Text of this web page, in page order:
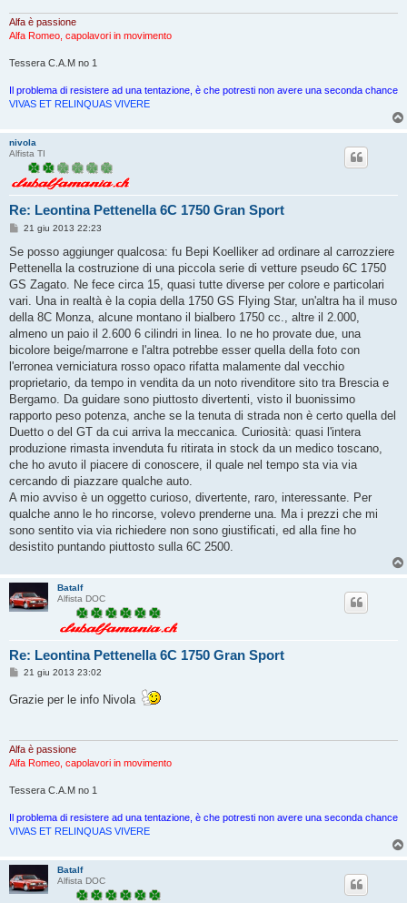
i
o
Alfa è passione
Alfa Romeo, capolavori in movimento
Tessera C.A.M no 1
Il problema di resistere ad una tentazione, è che potresti non avere una seconda chance
VIVAS ET RELINQUAS VIVERE
nivola
Alfista TI
Re: Leontina Pettenella 6C 1750 Gran Sport
M
s
a
g
i
o
21 giu 2013 22:23
Se posso aggiunger qualcosa: fu Bepi Koelliker ad ordinare al carrozziere
Pettenella la costruzione di una piccola serie di vetture pseudo 6C 1750
GS Zagato. Ne fece circa 15, quasi tutte diverse per colore e particolari
vari. Una in realtà è la copia della 1750 GS Flying Star, un'altra ha il muso
della 8C Monza, alcune montano il bialbero 1750 cc., altre il 2.000,
almeno un paio il 2.600 6 cilindri in linea. Io ne ho provate due, una
bicolore beige/marrone e l'altra potrebbe esser quella della foto con
l'erronea verniciatura rosso opaco rifatta malamente dal vecchio
proprietario, da tempo in vendita da un noto rivenditore sito tra Brescia e
Bergamo. Da guidare sono piuttosto divertenti, visto il buonissimo
rapporto peso potenza, anche se la tenuta di strada non è certo quella del
Duetto o del GT da cui arriva la meccanica. Curiosità: quasi l'intera
produzione rimasta invenduta fu ritirata in stock da un medico toscano,
che ho avuto il piacere di conoscere, il quale nel tempo sta via via
cercando di piazzare qualche auto.
A mio avviso è un oggetto curioso, divertente, raro, interessante. Per
qualche anno le ho rincorse, volevo prenderne una. Ma i prezzi che mi
sono sentito via via richiedere non sono giustificati, ed alla fine ho
desistito puntando piuttosto sulla 6C 2500.
Batalf
Alfista DOC
Re: Leontina Pettenella 6C 1750 Gran Sport
M
s
i
o
21 giu 2013 23:02
Grazie per le info Nivola
Alfa è passione
Alfa Romeo, capolavori in movimento
Tessera C.A.M no 1
Il problema di resistere ad una tentazione, è che potresti non avere una seconda chance
VIVAS ET RELINQUAS VIVERE
Batalf
Alfista DOC